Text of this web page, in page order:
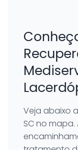
Veja abaixo
SC no